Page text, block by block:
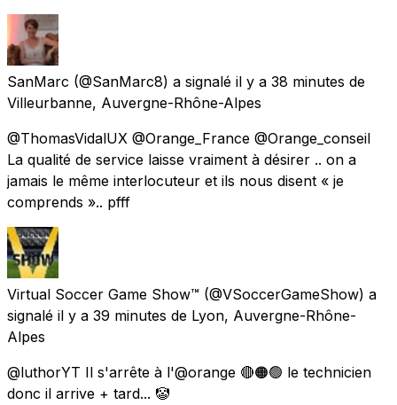
SanMarc (@SanMarc8) a signalé il y a 38 minutes de
Villeurbanne, Auvergne-Rhône-Alpes
@ThomasVidalUX @Orange_France @Orange_conseil
La qualité de service laisse vraiment à désirer .. on a
jamais le même interlocuteur et ils nous disent « je
comprends ».. pfff
Virtual Soccer Game Show™ (@VSoccerGameShow) a
signalé il y a 39 minutes de Lyon, Auvergne-Rhône-
Alpes
@luthorYT Il s'arrête à l'@orange 🔴🟠🟢 le technicien
donc il arrive + tard... 🤡